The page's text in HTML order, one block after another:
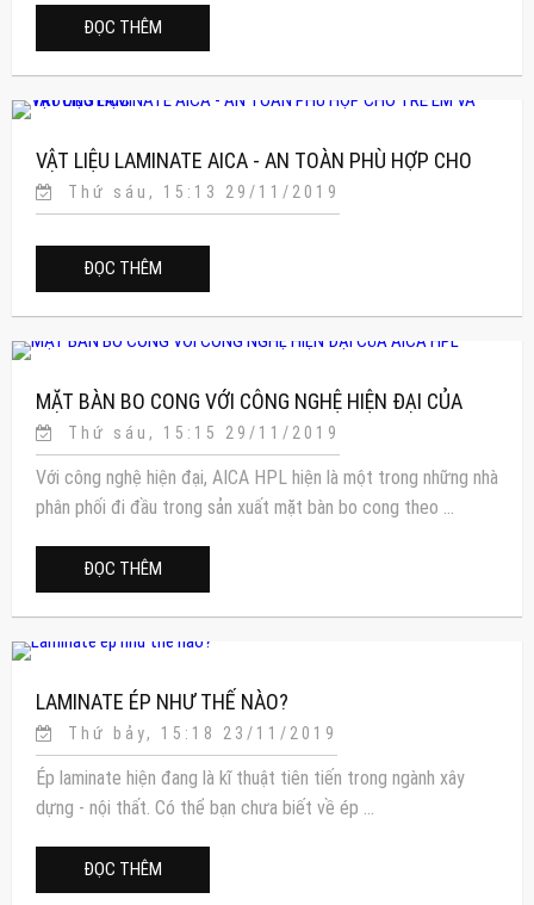
ĐỌC THÊM
VẬT LIỆU LAMINATE AICA - AN TOÀN PHÙ HỢP CHO
TRẺ EM VÀ TRƯỜNG HỌC
Thứ sáu, 15:13 29/11/2019
ĐỌC THÊM
MẶT BÀN BO CONG VỚI CÔNG NGHỆ HIỆN ĐẠI CỦA
AICA HPL
Thứ sáu, 15:15 29/11/2019
Với công nghệ hiện đại, AICA HPL hiện là một trong những nhà
phân phối đi đầu trong sản xuất mặt bàn bo cong theo ...
ĐỌC THÊM
LAMINATE ÉP NHƯ THẾ NÀO?
Thứ bảy, 15:18 23/11/2019
Ép laminate hiện đang là kĩ thuật tiên tiến trong ngành xây
dựng - nội thất. Có thể bạn chưa biết về ép ...
ĐỌC THÊM